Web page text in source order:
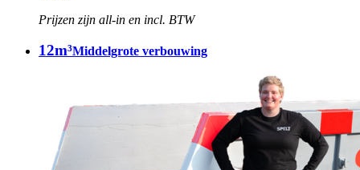
Prijzen zijn all-in en incl. BTW
12m³Middelgrote verbouwing